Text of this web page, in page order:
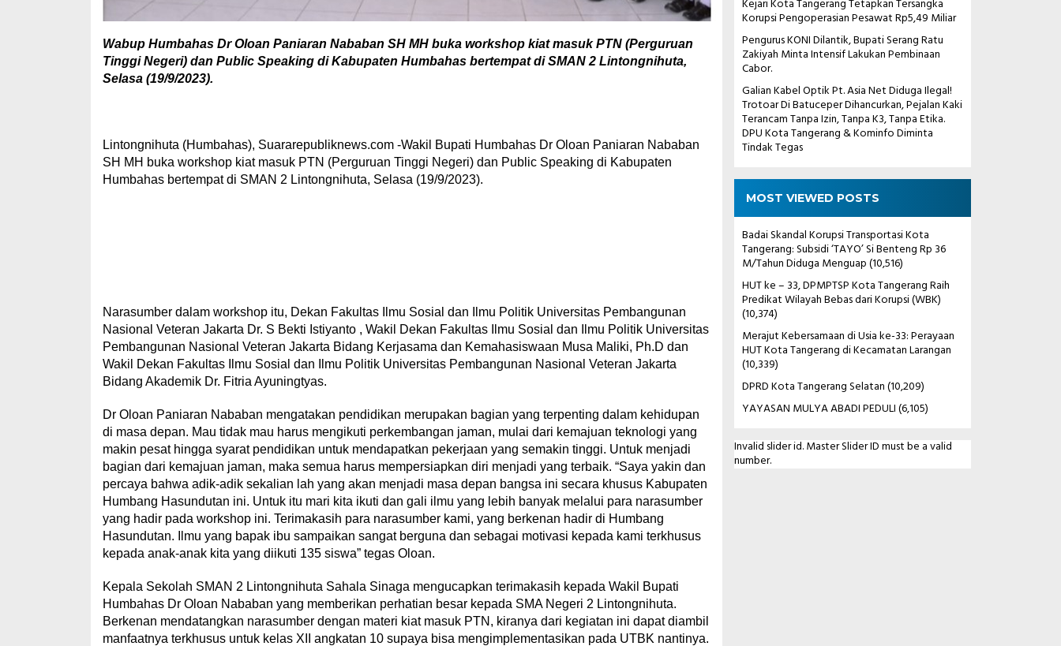
Wabup Humbahas Dr Oloan Paniaran Nababan SH MH buka workshop kiat masuk PTN (Perguruan
Tinggi Negeri) dan Public Speaking di Kabupaten Humbahas bertempat di SMAN 2 Lintongnihuta,
Selasa (19/9/2023).
Lintongnihuta (Humbahas), Suararepubliknews.com -Wakil Bupati Humbahas Dr Oloan Paniaran Nababan
SH MH buka workshop kiat masuk PTN (Perguruan Tinggi Negeri) dan Public Speaking di Kabupaten
Humbahas bertempat di SMAN 2 Lintongnihuta, Selasa (19/9/2023).
Narasumber dalam workshop itu, Dekan Fakultas Ilmu Sosial dan Ilmu Politik Universitas Pembangunan
Nasional Veteran Jakarta Dr. S Bekti Istiyanto , Wakil Dekan Fakultas Ilmu Sosial dan Ilmu Politik Universitas
Pembangunan Nasional Veteran Jakarta Bidang Kerjasama dan Kemahasiswaan Musa Maliki, Ph.D dan
Wakil Dekan Fakultas Ilmu Sosial dan Ilmu Politik Universitas Pembangunan Nasional Veteran Jakarta
Bidang Akademik Dr. Fitria Ayuningtyas.
Dr Oloan Paniaran Nababan mengatakan pendidikan merupakan bagian yang terpenting dalam kehidupan
di masa depan. Mau tidak mau harus mengikuti perkembangan jaman, mulai dari kemajuan teknologi yang
makin pesat hingga syarat pendidikan untuk mendapatkan pekerjaan yang semakin tinggi. Untuk menjadi
bagian dari kemajuan jaman, maka semua harus mempersiapkan diri menjadi yang terbaik. “Saya yakin dan
percaya bahwa adik-adik sekalian lah yang akan menjadi masa depan bangsa ini secara khusus Kabupaten
Humbang Hasundutan ini. Untuk itu mari kita ikuti dan gali ilmu yang lebih banyak melalui para narasumber
yang hadir pada workshop ini. Terimakasih para narasumber kami, yang berkenan hadir di Humbang
Hasundutan. Ilmu yang bapak ibu sampaikan sangat berguna dan sebagai motivasi kepada kami terkhusus
kepada anak-anak kita yang diikuti 135 siswa” tegas Oloan.
Kepala Sekolah SMAN 2 Lintongnihuta Sahala Sinaga mengucapkan terimakasih kepada Wakil Bupati
Humbahas Dr Oloan Nababan yang memberikan perhatian besar kepada SMA Negeri 2 Lintongnihuta.
Berkenan mendatangkan narasumber dengan materi kiat masuk PTN, kiranya dari kegiatan ini dapat diambil
manfaatnya terkhusus untuk kelas XII angkatan 10 supaya bisa mengimplementasikan pada UTBK nantinya.
Kejari Kota Tangerang Tetapkan Tersangka
Korupsi Pengoperasian Pesawat Rp5,49 Miliar
Pengurus KONI Dilantik, Bupati Serang Ratu
Zakiyah Minta Intensif Lakukan Pembinaan
Cabor.
Galian Kabel Optik Pt. Asia Net Diduga Ilegal!
Trotoar Di Batuceper Dihancurkan, Pejalan Kaki
Terancam Tanpa Izin, Tanpa K3, Tanpa Etika.
DPU Kota Tangerang & Kominfo Diminta
Tindak Tegas
MOST VIEWED POSTS
Badai Skandal Korupsi Transportasi Kota
Tangerang: Subsidi ‘TAYO’ Si Benteng Rp 36
M/Tahun Diduga Menguap(10,516)
HUT ke – 33, DPMPTSP Kota Tangerang Raih
Predikat Wilayah Bebas dari Korupsi (WBK)
(10,374)
Merajut Kebersamaan di Usia ke-33: Perayaan
HUT Kota Tangerang di Kecamatan Larangan
(10,339)
DPRD Kota Tangerang Selatan(10,209)
YAYASAN MULYA ABADI PEDULI(6,105)
Invalid slider id. Master Slider ID must be a valid
number.